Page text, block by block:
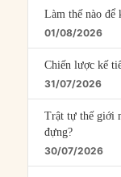
Làm thế nào để
01/08/2026
Chiến lược kế
31/07/2026
Trật tự thế giới
đựng?
30/07/2026